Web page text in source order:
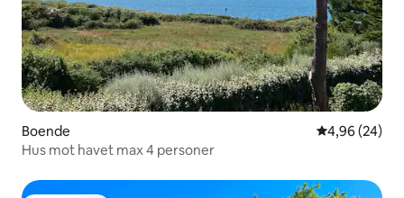
Boende 4,96 av 5 i
4,96 (24)
Hus mot havet max 4 personer